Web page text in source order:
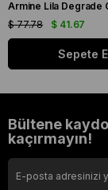
$ 41.67
$ 77.78
Sepete
Bültene
kaçırmayın!